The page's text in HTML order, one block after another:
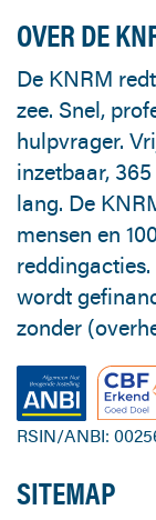
OVER DE
De KNRM
zee. Snel,
hulpvrager.
inzetbaar,
lang. De
mensen en
wordt
zonder
RSIN/ANBI:
SITEMAP